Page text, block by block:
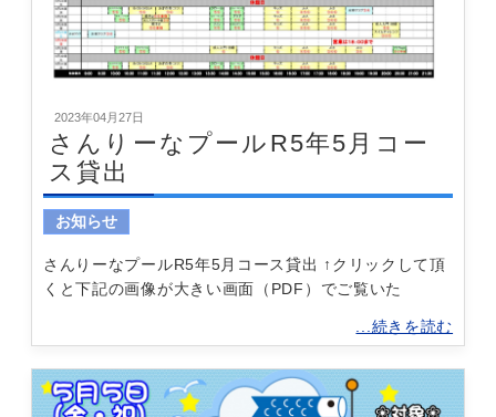
2023年04月27日
さんりーなプールR5年5月コー
ス貸出
お知らせ
さんりーなプールR5年5月コース貸出 ↑クリックして頂
くと下記の画像が大きい画面（PDF）でご覧いた
...続きを読む